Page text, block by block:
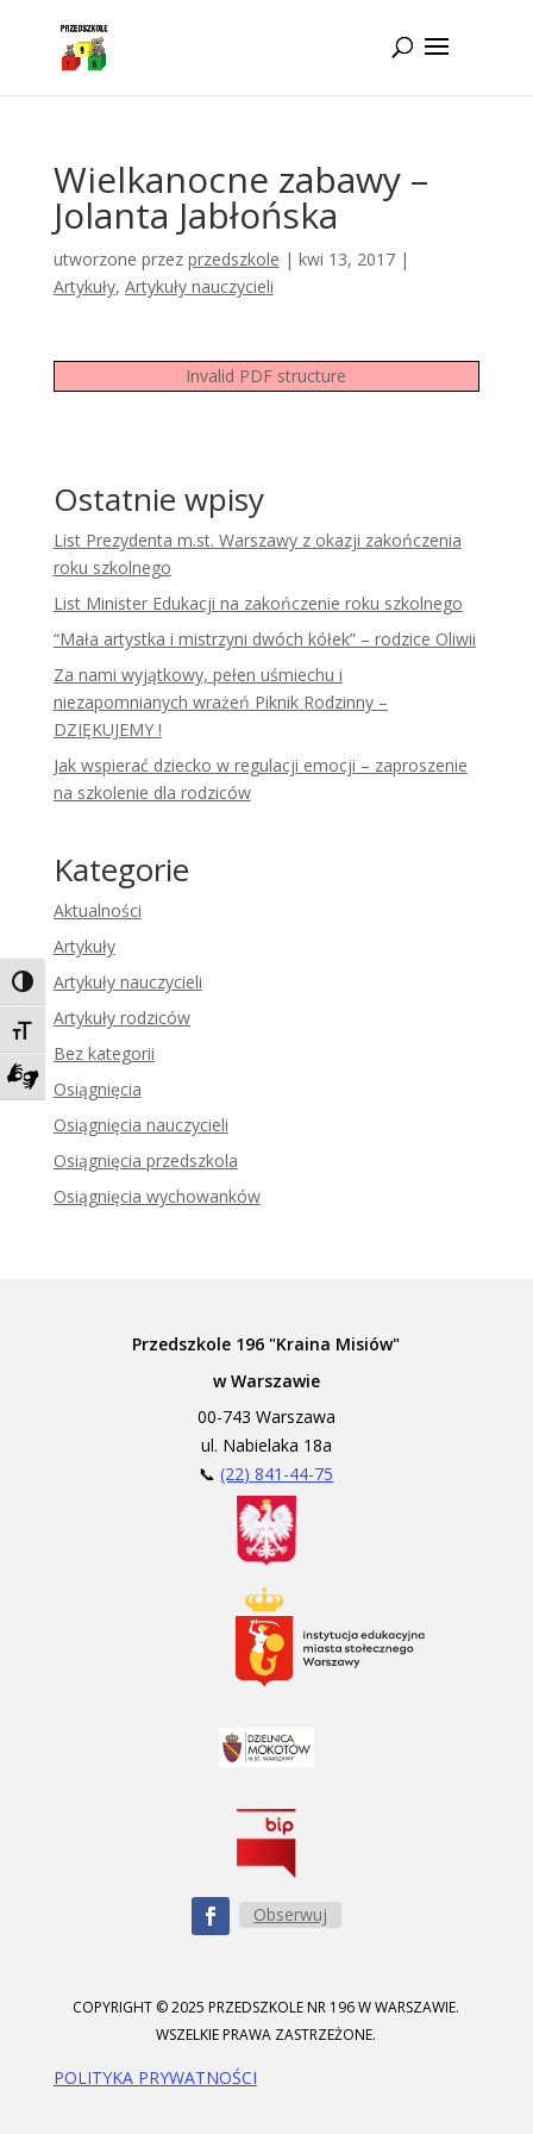
Toggle High Contrast
Toggle Font size
Zadzwoń do tłumacza języka migowego
Wielkanocne zabawy –
Jolanta Jabłońska
utworzone przez przedszkole | kwi 13, 2017|
Artykuły, Artykuły nauczycieli
Invalid PDF structure
Ostatnie wpisy
List Prezydenta m.st. Warszawy z okazji zakończenia
roku szkolnego
List Minister Edukacji na zakończenie roku szkolnego
“Mała artystka i mistrzyni dwóch kółek” – rodzice Oliwii
Za nami wyjątkowy, pełen uśmiechu i
niezapomnianych wrażeń Piknik Rodzinny –
DZIĘKUJEMY !
Jak wspierać dziecko w regulacji emocji – zaproszenie
na szkolenie dla rodziców
Kategorie
Aktualności
Artykuły
Artykuły nauczycieli
Artykuły rodziców
Bez kategorii
Osiągnięcia
Osiągnięcia nauczycieli
Osiągnięcia przedszkola
Osiągnięcia wychowanków
Przedszkole 196 "Kraina Misiów"
w Warszawie
00-743 Warszawa
ul. Nabielaka 18a
📞(22) 841-44-75
Obserwuj
COPYRIGHT © 2025 PRZEDSZKOLE NR 196 W WARSZAWIE.
WSZELKIE PRAWA ZASTRZEŻONE.
POLITYKA PRYWATNOŚCI